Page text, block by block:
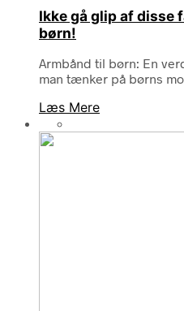
Ikke gå glip af disse
børn!
Armbånd til børn: En
man tænker på børns
Læs Mere